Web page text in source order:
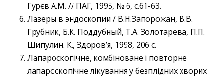
Гурєв А.М. // ПАГ, 1995, № 6, с.61-63.
Лазеры в эндоскопии / В.Н.Запорожан, В.В.
Грубник, Б.К. Поддубный, Т.А. Золотарева, П.П.
Шипулин. К., Здоров’я, 1998, 206 с.
Лапароскопічне, комбіноване і повторне
лапароскопічне лікування у безплідних хворих